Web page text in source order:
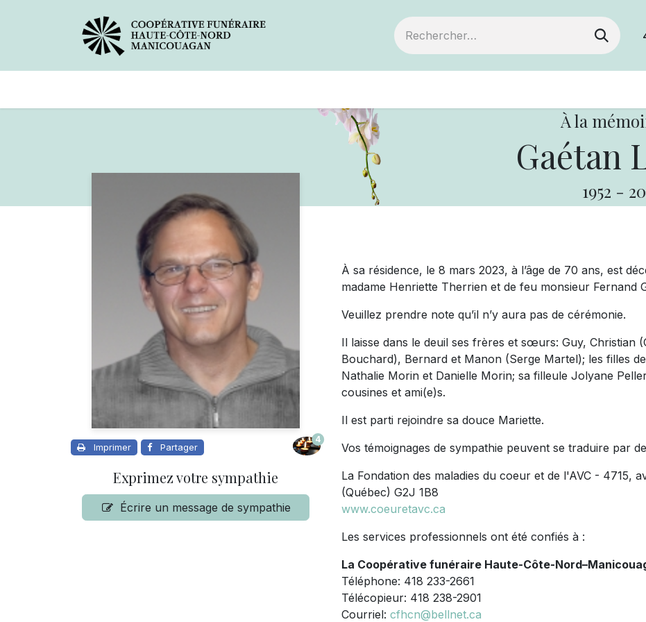
À la
Gaétan
1952 -
Imprimer Partager
4
Exprimez votre sympathie
Écrire un message de sympathie
À sa résidence, le 8 mars 2023, à l’âge de 70 ans, est
madame Henriette Therrien et de feu monsieur Fernand
Veuillez prendre note qu’il n’y aura pas de cérémonie.
Il laisse dans le deuil ses frères et sœurs: Guy, Christian
Bouchard), Bernard et Manon (Serge Martel); les filles
Nathalie Morin et Danielle Morin; sa filleule Jolyane
cousines et ami(e)s.
Il est parti rejoindre sa douce Mariette.
Vos témoignages de sympathie peuvent se traduire par
La Fondation des maladies du coeur et de l'AVC - 4715,
(Québec) G2J 1B8
www.coeuretavc.ca
Les services professionnels ont été confiés à :
La Coopérative funéraire Haute-Côte-
Téléphone: 418 233-2661
Télécopieur: 418 238-2901
Courriel: cfhcn@bellnet.ca